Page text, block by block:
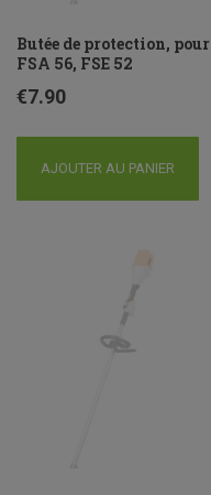
Butée de protection, pour
FSA 56, FSE 52
€7.90
AJOUTER AU PANIER